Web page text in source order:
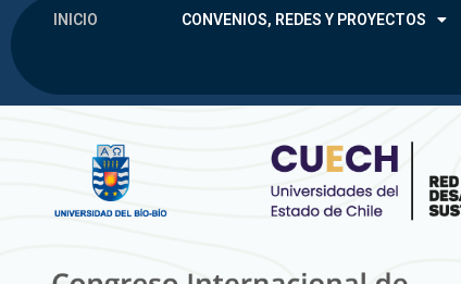
INICIO CONVENIOS, REDES Y PROYECTOS